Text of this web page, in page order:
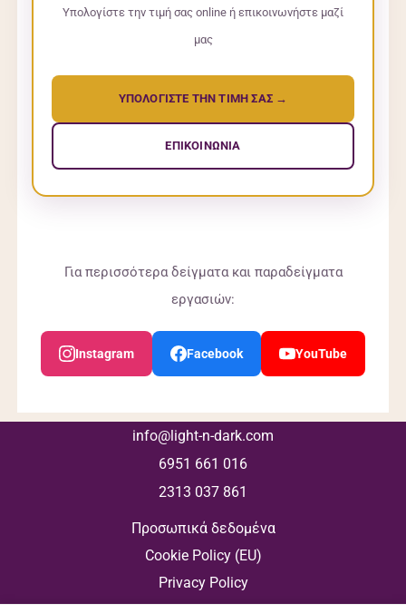
Υπολογίστε την τιμή σας online ή επικοινωνήστε μαζί
μας
ΥΠΟΛΟΓΙΣΤΕ ΤΗΝ ΤΙΜΗ ΣΑΣ →
ΕΠΙΚΟΙΝΩΝΙΑ
Για περισσότερα δείγματα και παραδείγματα
εργασιών:
Instagram Facebook YouTube
info@light-n-dark.com
6951 661 016
2313 037 861
Προσωπικά δεδομένα
Cookie Policy (EU)
Privacy Policy